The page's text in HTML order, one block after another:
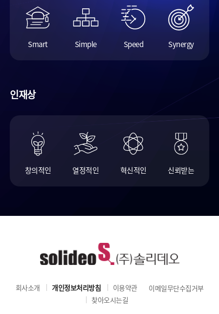
Smart Simple Speed Synergy
인재상
창의적인 열정적인 혁신적인 신뢰받는
회사소개 개인정보처리방침 이용약관
이메일무단수집거부
찾아오시는길